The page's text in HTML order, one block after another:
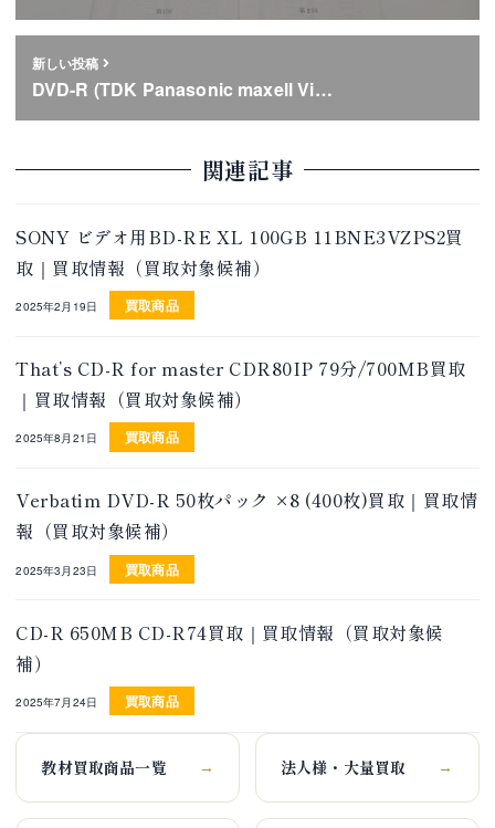
新しい投稿
DVD-R (TDK Panasonic maxell Vi…
関連記事
SONY ビデオ用BD-RE XL 100GB 11BNE3VZPS2買
取｜買取情報（買取対象候補）
2025年2月19日 買取商品
That’s CD-R for master CDR80IP 79分/700MB買取
｜買取情報（買取対象候補）
2025年8月21日 買取商品
Verbatim DVD-R 50枚パック ×8 (400枚)買取｜買取情
報（買取対象候補）
2025年3月23日 買取商品
CD-R 650MB CD-R74買取｜買取情報（買取対象候
補）
2025年7月24日 買取商品
教材買取商品一覧 → 法人様・大量買取 →